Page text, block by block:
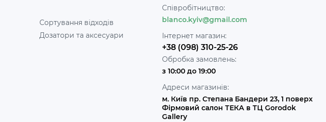
Сортування відходів
Дозатори та аксесуари
Співробітництво:
blanco.kyiv@gmail.com
Інтернет магазин:
+38 (098) 310-25-26
Обробка замовлень:
з 10:00 до 19:00
Адреси магазинів:
м. Київ пр. Степана Бандери 23, 1 поверх
Фірмовий салон ТЕКА в ТЦ Gorodok
Gallery